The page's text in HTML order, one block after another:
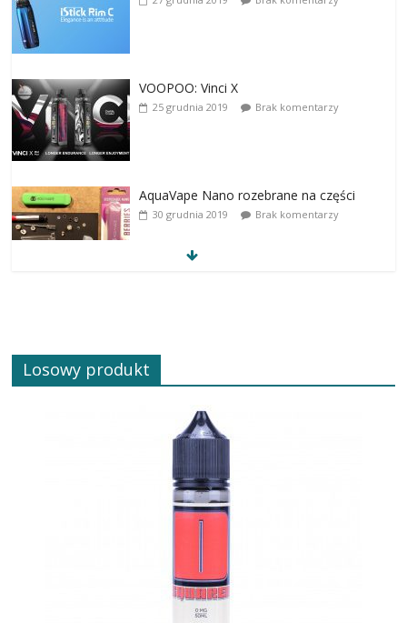
VOOPOO: Vinci X
25 grudnia 2019 Brak komentarzy
AquaVape Nano rozebrane na części
30 grudnia 2019 Brak komentarzy
Losowy produkt